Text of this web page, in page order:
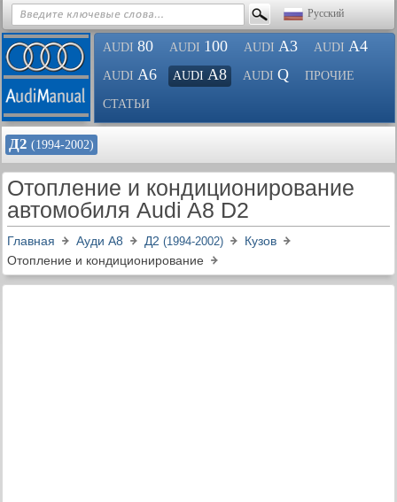
Русский
AUDI 80 AUDI 100 AUDI A3 AUDI A4
AUDI A6 AUDI A8 AUDI Q ПРОЧИЕ
СТАТЬИ
Д2 (1994-2002)
Отопление и кондиционирование
автомобиля Audi A8 D2
Главная Ауди A8 Д2 (1994-2002)
Кузов
Отопление и кондиционирование